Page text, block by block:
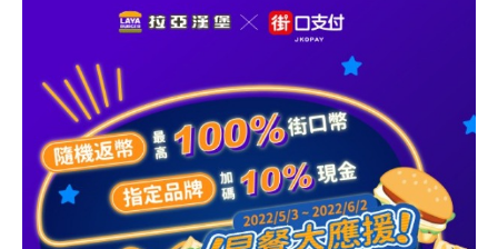
NEWS
食品保證
CERTIFICATE